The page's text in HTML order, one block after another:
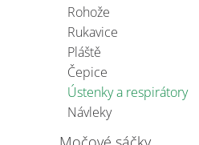
Rohože
Rukavice
Pláště
Čepice
Ústenky a respirátory
Návleky